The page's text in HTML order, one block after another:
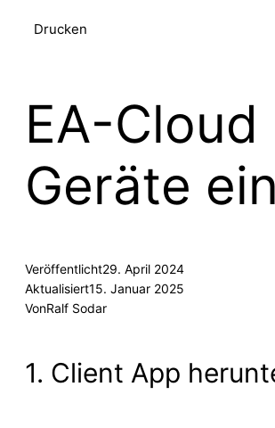
Drucken
EA-
Geräte
Veröffentlicht29. April 2024
Aktualisiert15. Januar 2025
VonRalf Sodar
1. Client App